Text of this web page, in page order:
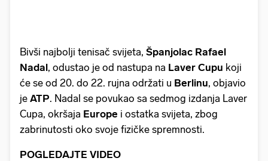
Bivši najbolji tenisač svijeta, Španjolac Rafael
Nadal, odustao je od nastupa na Laver Cupu koji
će se od 20. do 22. rujna održati u Berlinu, objavio
je ATP. Nadal se povukao sa sedmog izdanja Laver
Cupa, okršaja Europe i ostatka svijeta, zbog
zabrinutosti oko svoje fizičke spremnosti.
POGLEDAJTE VIDEO